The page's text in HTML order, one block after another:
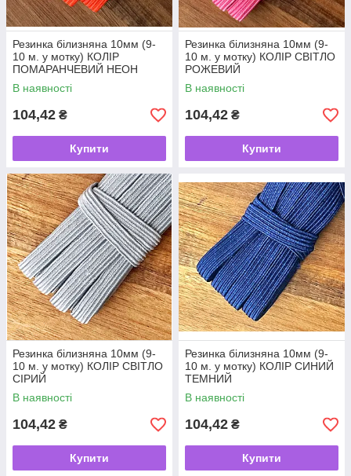
Резинка білизняна 10мм (9-
10 м. у мотку) КОЛІР
ПОМАРАНЧЕВИЙ НЕОН
В наявності
104,42 ₴
Купити
Резинка білизняна 10мм (9-
10 м. у мотку) КОЛІР СВІТЛО
РОЖЕВИЙ
В наявності
104,42 ₴
Купити
Резинка білизняна 10мм (9-
10 м. у мотку) КОЛІР СВІТЛО
СІРИЙ
В наявності
104,42 ₴
Купити
Резинка білизняна 10мм (9-
10 м. у мотку) КОЛІР СИНИЙ
ТЕМНИЙ
В наявності
104,42 ₴
Купити